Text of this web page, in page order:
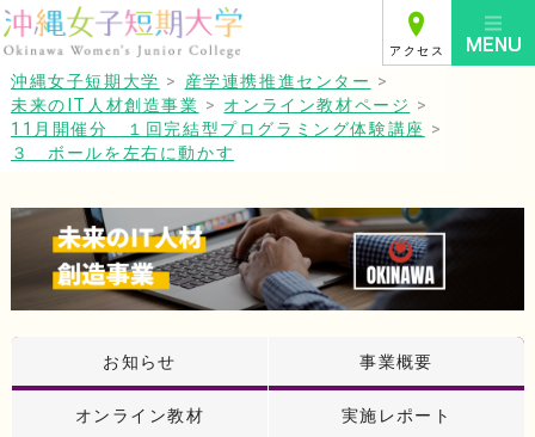
アクセス
沖縄女子短期大学 > 産学連携推進センター >
未来のIT人材創造事業 > オンライン教材ページ >
11月開催分 １回完結型プログラミング体験講座 >
３ ボールを左右に動かす
お知らせ 事業概要
オンライン教材 実施レポート